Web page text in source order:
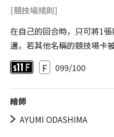
[競技場規則]
在自己的回合時，只可將1
邊。若其他名稱的競技場卡
F 099/100
繪師
AYUMI ODASHIMA